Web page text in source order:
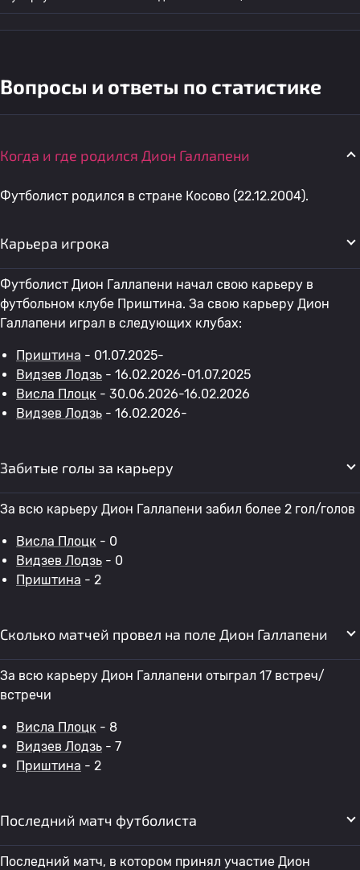
Вопросы и ответы по статистике
Когда и где родился Дион Галлапени
Футболист родился в стране Косово (22.12.2004).
Карьера игрока
Футболист Дион Галлапени начал свою карьеру в
футбольном клубе Приштина. За свою карьеру Дион
Галлапени играл в следующих клубах:
Приштина - 01.07.2025-
Видзев Лодзь - 16.02.2026-01.07.2025
Висла Плоцк - 30.06.2026-16.02.2026
Видзев Лодзь - 16.02.2026-
Забитые голы за карьеру
За всю карьеру Дион Галлапени забил более 2 гол/голов
Висла Плоцк - 0
Видзев Лодзь - 0
Приштина - 2
Сколько матчей провел на поле Дион Галлапени
За всю карьеру Дион Галлапени отыграл 17 встреч/
встречи
Висла Плоцк - 8
Видзев Лодзь - 7
Приштина - 2
Последний матч футболиста
Последний матч, в котором принял участие Дион